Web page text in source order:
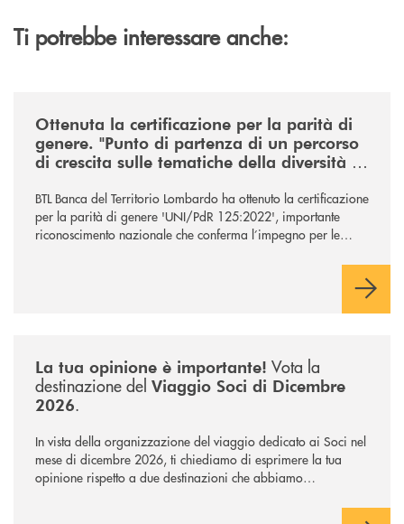
Ti potrebbe interessare anche:
Ottenuta la certificazione per la parità di
genere. "Punto di partenza di un percorso
di crescita sulle tematiche della diversità e
BTL Banca del Territorio Lombardo ha ottenuto la certificazione
per la parità di genere 'UNI/PdR 125:2022', importante
riconoscimento nazionale che conferma l’impegno per le
La tua opinione è importante! Vota la
destinazione del Viaggio Soci di Dicembre
2026.
In vista della organizzazione del viaggio dedicato ai Soci nel
mese di dicembre 2026, ti chiediamo di esprimere la tua
opinione rispetto a due destinazioni che abbiamo